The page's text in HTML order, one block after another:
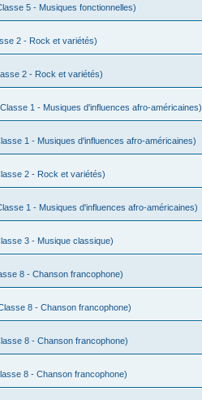
5 - Musiques fonctionnelles)
2 - Rock et variétés)
2 - Rock et variétés)
1 - Musiques d'influences afro-américaines)
1 - Musiques d'influences afro-américaines)
2 - Rock et variétés)
1 - Musiques d'influences afro-américaines)
3 - Musique classique)
8 - Chanson francophone)
8 - Chanson francophone)
8 - Chanson francophone)
8 - Chanson francophone)